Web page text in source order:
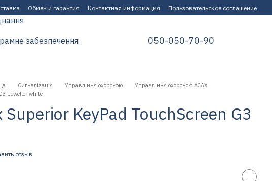
Обмен и гарантия Контактная информация Пользовательское соглашение
забезпечення
050-050-70-90
Сигналізація Управління охороною
Управління охороною AJAX
Jeweller white
KeyPad TouchScreen G3
отзыв